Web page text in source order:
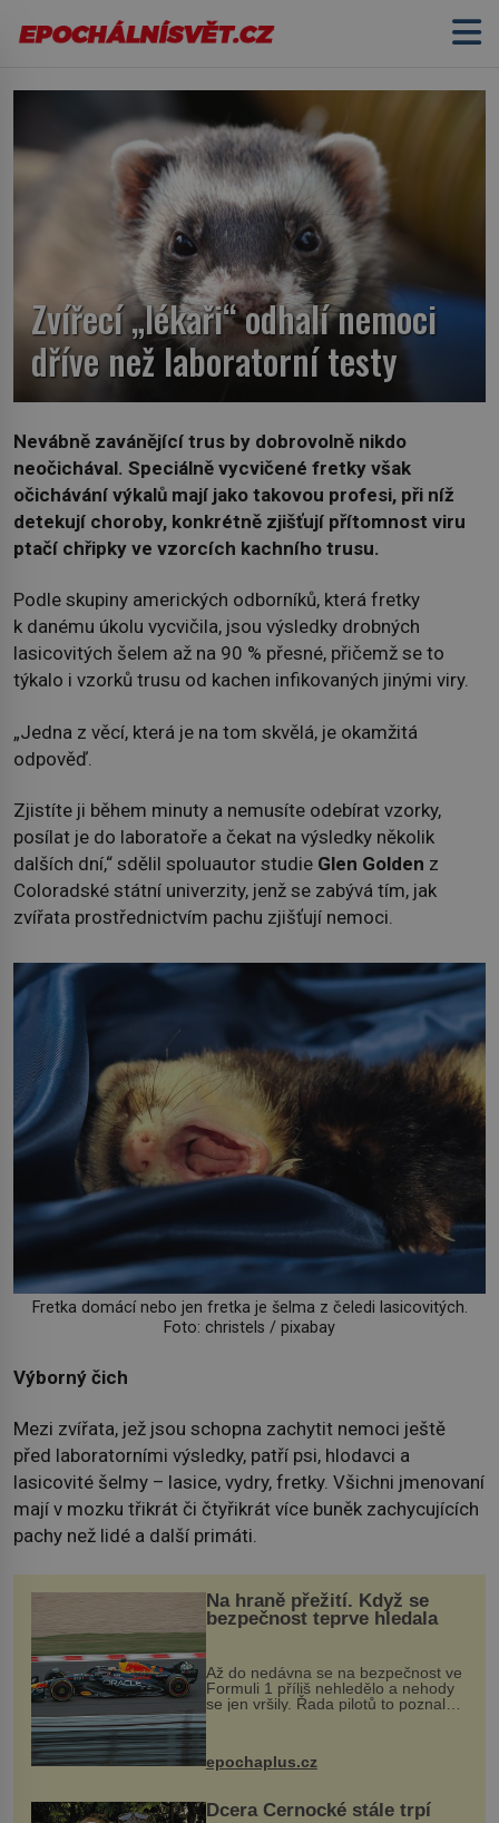
Zvířecí „lékaři“ odhalí nemoci
dříve než laboratorní testy
Nevábně zavánějící trus by dobrovolně nikdo
neočichával. Speciálně vycvičené fretky však
očichávání výkalů mají jako takovou profesi, při níž
detekují choroby, konkrétně zjišťují přítomnost viru
ptačí chřipky ve vzorcích kachního trusu.
Podle skupiny amerických odborníků, která fretky
k danému úkolu vycvičila, jsou výsledky drobných
lasicovitých šelem až na 90 % přesné, přičemž se to
týkalo i vzorků trusu od kachen infikovaných jinými viry.
„Jedna z věcí, která je na tom skvělá, je okamžitá
odpověď.
Zjistíte ji během minuty a nemusíte odebírat vzorky,
posílat je do laboratoře a čekat na výsledky několik
dalších dní,“ sdělil spoluautor studie Glen Golden z
Coloradské státní univerzity, jenž se zabývá tím, jak
zvířata prostřednictvím pachu zjišťují nemoci.
Fretka domácí nebo jen fretka je šelma z čeledi lasicovitých.
Foto: christels / pixabay
Výborný čich
Mezi zvířata, jež jsou schopna zachytit nemoci ještě
před laboratorními výsledky, patří psi, hlodavci a
lasicovité šelmy – lasice, vydry, fretky. Všichni jmenovaní
mají v mozku třikrát či čtyřikrát více buněk zachycujících
pachy než lidé a další primáti.
Na hraně přežití. Když se
bezpečnost teprve hledala
Až do nedávna se na bezpečnost ve
Formuli 1 příliš nehledělo a nehody
se jen vršily. Řada pilotů to poznala
na vlastní kůži, často s trvalými
následky nebo bohužel i ztrátou
života. Dnes nepochopiteln...
epochaplus.cz
Dcera Černocké stále trpí